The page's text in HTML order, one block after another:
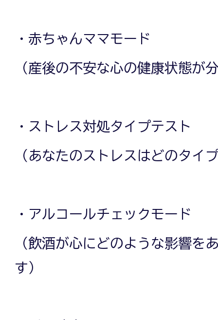
・赤ちゃんママモード
（産後の不安な心の健康状態が
・ストレス対処タイプテスト
（あなたのストレスはどのタイ
・アルコールチェックモード
（飲酒が心にどのような影響を
す）